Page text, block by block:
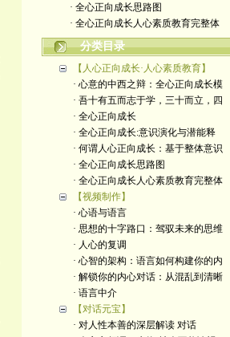
· 全心正向成长思路图
· 全心正向成长人心素质教育完整体
分类目录
【人心正向成长·人心素质教育】
· 心意的中西之辩：全心正向成长模
· 吾十有五而志于学，三十而立，四
· 全心正向成长
· 全心正向成长:意识演化与潜能释
· 何谓人心正向成长：基于整体意识
· 全心正向成长思路图
· 全心正向成长人心素质教育完整体
【视频制作】
· 心语与语言
· 思想的十字路口：驾驭未来的思维
· 人心的复调
· 心智的架构：语言如何构建你的内
· 解锁你的内心对话：从混乱到清晰
· 语言中介
【对话元宝】
· 对人性本善的深层解读 对话